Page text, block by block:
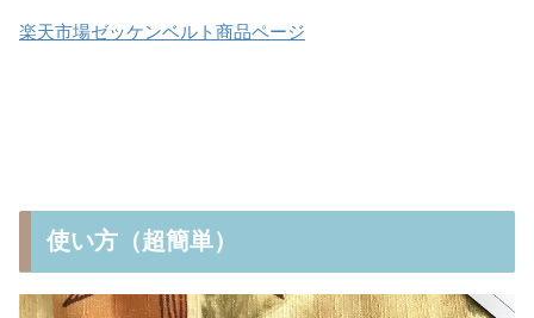
楽天市場ゼッケンベルト商品ページ
使い方（超簡単）